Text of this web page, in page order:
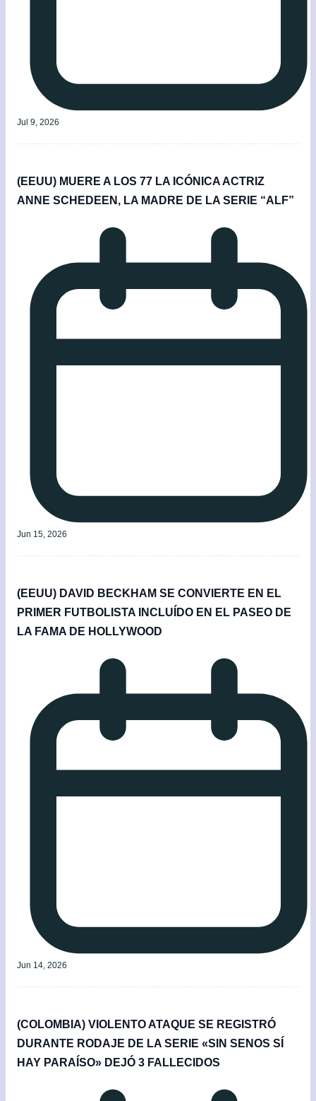
Jul 9, 2026
(EEUU) MUERE A LOS 77 LA ICÓNICA ACTRIZ
ANNE SCHEDEEN, LA MADRE DE LA SERIE “ALF”
Jun 15, 2026
(EEUU) DAVID BECKHAM SE CONVIERTE EN EL
PRIMER FUTBOLISTA INCLUÍDO EN EL PASEO DE
LA FAMA DE HOLLYWOOD
Jun 14, 2026
(COLOMBIA) VIOLENTO ATAQUE SE REGISTRÓ
DURANTE RODAJE DE LA SERIE «SIN SENOS SÍ
HAY PARAÍSO» DEJÓ 3 FALLECIDOS